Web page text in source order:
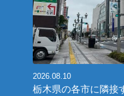
2026.08.10
栃木県の各市に隣接